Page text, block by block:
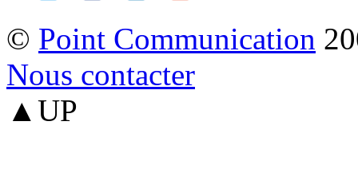
© Point Communication
Nous contacter
▲UP